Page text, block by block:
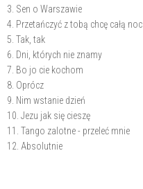
3. Sen o Warszawie
4. Przetańczyć z tobą chcę całą noc
5. Tak, tak
6. Dni, których nie znamy
7. Bo jo cie kochom
8. Oprócz
9. Nim wstanie dzień
10. Jezu jak się cieszę
11. Tango zalotne - przeleć mnie
12. Absolutnie